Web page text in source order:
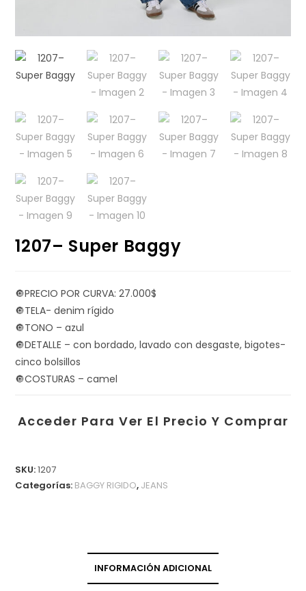
1207– Super Baggy
🔘PRECIO POR CURVA: 27.000$
🔘TELA- denim rígido
🔘TONO – azul
🔘DETALLE – con bordado, lavado con desgaste, bigotes-
cinco bolsillos
🔘COSTURAS – camel
Acceder Para Ver El Precio Y Comprar
SKU:1207
Categorías: BAGGY RIGIDO, JEANS
INFORMACIÓN ADICIONAL